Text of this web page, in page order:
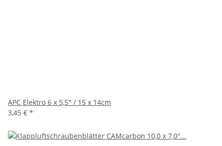
APC Elektro 6 x 5,5" / 15 x 14cm
3,45 € *